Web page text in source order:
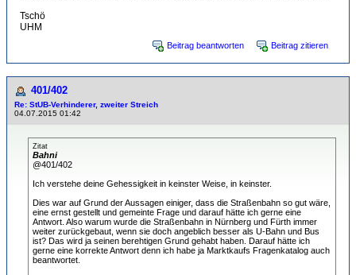
Tschö
UHM
Beitrag beantworten Beitrag zitieren
401/402
Re: StUB-Verhinderer, zweiter Streich
04.07.2015 01:42
Zitat
Bahni
@401/402
Ich verstehe deine Gehessigkeit in keinster Weise, in keinster.
Dies war auf Grund der Aussagen einiger, dass die Straßenbahn so gut wäre,
eine ernst gestellt und gemeinte Frage und darauf hätte ich gerne eine
Antwort. Also warum wurde die Straßenbahn in Nürnberg und Fürth immer
weiter zurückgebaut, wenn sie doch angeblich besser als U-Bahn und Bus
ist? Das wird ja seinen berehtigen Grund gehabt haben. Darauf hätte ich
gerne eine korrekte Antwort denn ich habe ja Marktkaufs Fragenkatalog auch
beantwortet.